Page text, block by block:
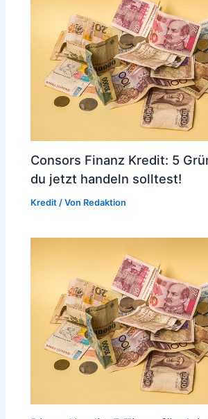
Consors Finanz Kredit: 5
du jetzt handeln solltest!
Kredit / Von Redaktion